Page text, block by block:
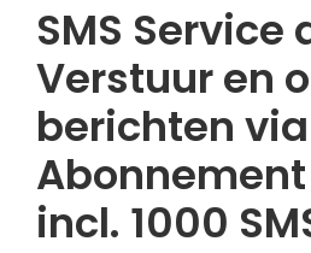
SMS
Verstuur en
berichten
incl. 1000